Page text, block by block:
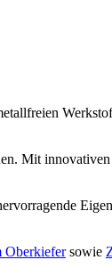
Mit innovativen
Oberkiefersowie